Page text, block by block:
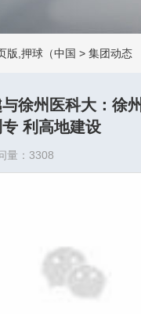
版,押球（中国 > 集团动态
徐州医科大：徐
利高地建设
量：3308